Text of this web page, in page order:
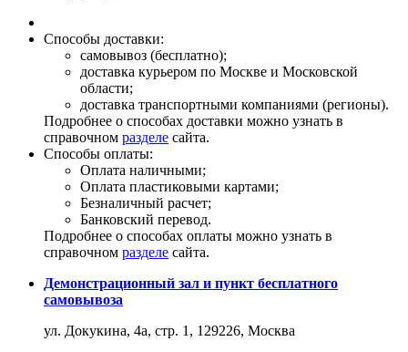
Способы доставки:
самовывоз (бесплатно);
доставка курьером по Москве и Московской
области;
доставка транспортными компаниями (регионы).
Подробнее о способах доставки можно узнать в
справочном разделе сайта.
Способы оплаты:
Оплата наличными;
Оплата пластиковыми картами;
Безналичный расчет;
Банковский перевод.
Подробнее о способах оплаты можно узнать в
справочном разделе сайта.
Демонстрационный зал и пункт бесплатного
самовывоза
ул. Докукина, 4а, стр. 1, 129226, Москва